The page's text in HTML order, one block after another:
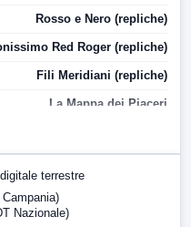
Rosso e Nero (repliche)
Red Roger (repliche)
Fili Meridiani (repliche)
La Mappa dei Piaceri
terrestre
Campania)
Nazionale)